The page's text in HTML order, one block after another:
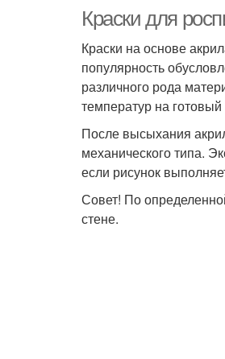
Краски для
Краски на основе
популярность
различного рода
температур на готовый
После высыхания
механического типа.
если рисунок
Совет! По
стене.